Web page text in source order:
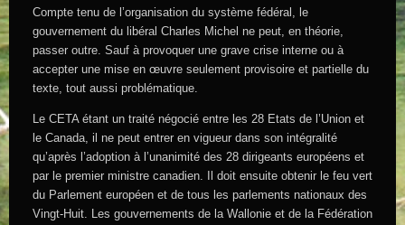
Compte tenu de l’organisation du système fédéral, le
gouvernement du libéral Charles Michel ne peut, en théorie,
passer outre. Sauf à provoquer une grave crise interne ou à
accepter une mise en œuvre seulement provisoire et partielle du
texte, tout aussi problématique.
Le CETA étant un traité négocié entre les 28 Etats de l’Union et
le Canada, il ne peut entrer en vigueur dans son intégralité
qu’après l’adoption à l’unanimité des 28 dirigeants européens et
par le premier ministre canadien. Il doit ensuite obtenir le feu vert
du Parlement européen et de tous les parlements nationaux des
Vingt-Huit. Les gouvernements de la Wallonie et de la Fédération